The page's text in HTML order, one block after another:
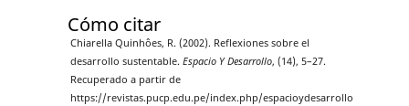
Cómo citar
Chiarella Quinhôes, R. (2002). Reflexiones sobre el
desarrollo sustentable. Espacio Y Desarrollo, (14), 5–27.
Recuperado a partir de
https://revistas.pucp.edu.pe/index.php/espacioydesarrollo